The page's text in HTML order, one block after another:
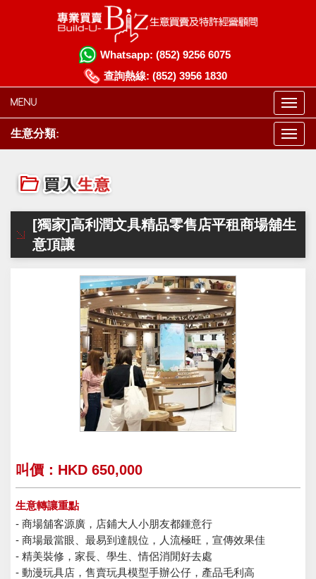
Whatsapp: (852) 9256 6075
查詢熱線: (852) 3956 1830
MENU
生意分類:
[獨家]高利潤文具精品零售店平租商場舖生
意頂讓
叫價：HKD 650,000
生意轉讓重點
- 商場舖客源廣，店鋪大人小朋友都鍾意行
- 商場最當眼、最易到達靚位，人流極旺，宣傳效果佳
- 精美裝修，家長、學生、情侶消閒好去處
- 動漫玩具店，售賣玩具模型手辦公仔，產品毛利高